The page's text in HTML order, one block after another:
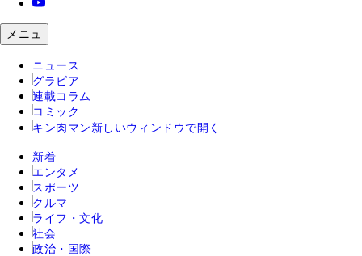
メニュ
ニュース
グラビア
連載コラム
コミック
キン肉マン 新しいウィンドウで開く
新着
エンタメ
スポーツ
クルマ
ライフ・文化
社会
政治・国際